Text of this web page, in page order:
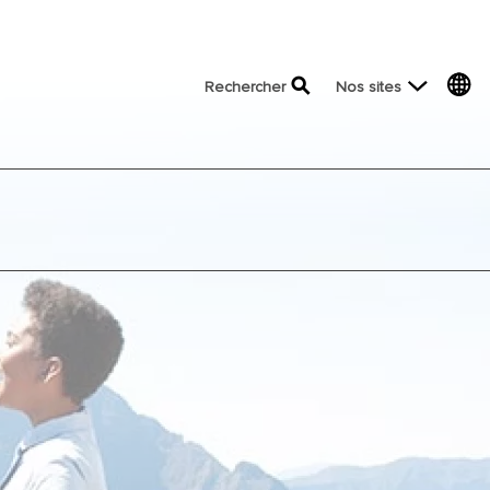
top menu
Rechercher Nos sites